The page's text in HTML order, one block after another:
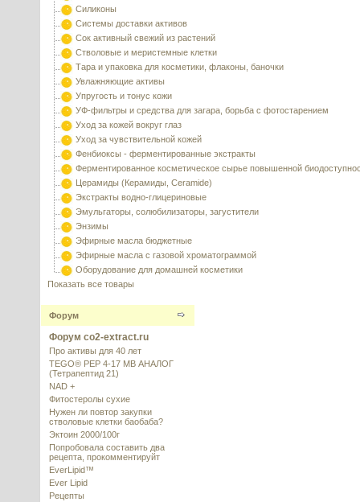
Силиконы
Системы доставки активов
Сок активный свежий из растений
Стволовые и меристемные клетки
Тара и упаковка для косметики, флаконы, баночки
Увлажняющие активы
Упругость и тонус кожи
УФ-фильтры и средства для загара, борьба с фотостарением
Уход за кожей вокруг глаз
Уход за чувствительной кожей
Фенбиоксы - ферментированные экстракты
Ферментированное косметическое сырье повышенной
Церамиды (Керамиды, Ceramide)
Экстракты водно-глицериновые
Эмульгаторы, солюбилизаторы, загустители
Энзимы
Эфирные масла бюджетные
Эфирные масла с газовой хроматограммой
Оборудование для домашней косметики
Показать все товары
Форум
Форум co2-extract.ru
Про активы для 40 лет
TEGO® PEP 4-17 MB АНАЛОГ
(Тетрапептид 21)
NAD +
Фитостеролы сухие
Нужен ли повтор закупки
стволовые клетки баобаба?
Эктоин 2000/100г
Попробовала составить два
рецепта, прокомментируйт
EverLipid™
Ever Lipid
Рецепты